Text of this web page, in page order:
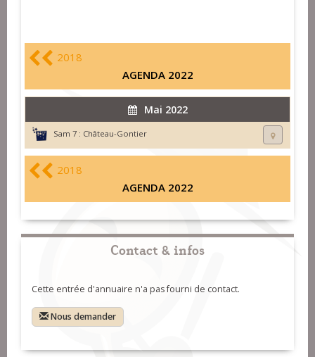
2018
AGENDA 2022
Mai 2022
Sam 7 : Château-Gontier
2018
AGENDA 2022
Contact & infos
Cette entrée d'annuaire n'a pas fourni de contact.
Nous demander